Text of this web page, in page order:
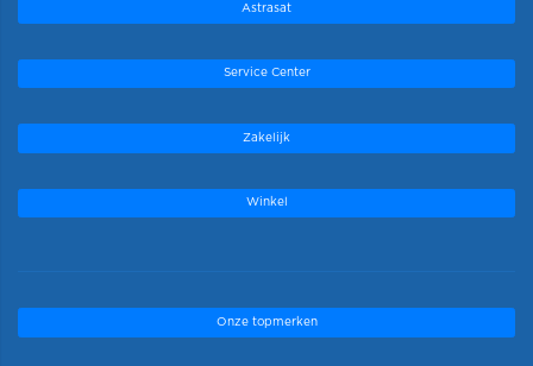
Astrasat
Service Center
Zakelijk
Winkel
Onze topmerken